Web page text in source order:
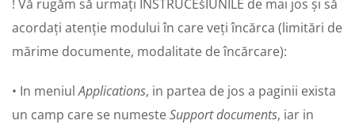
! Vă rugăm să urmați INSTRUCÈšIUNILE de mai jos și să
acordați atenție modului în care veți încărca (limitări de
mărime documente, modalitate de încărcare):
• In meniulApplications, in partea de jos a paginii exista
un camp care se numesteSupport documents, iar in